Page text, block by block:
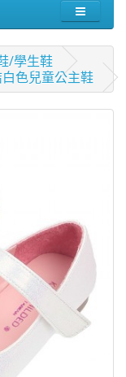
/學生鞋
色兒童公主鞋